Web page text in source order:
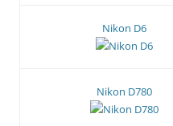
Nikon D6
Nikon D780